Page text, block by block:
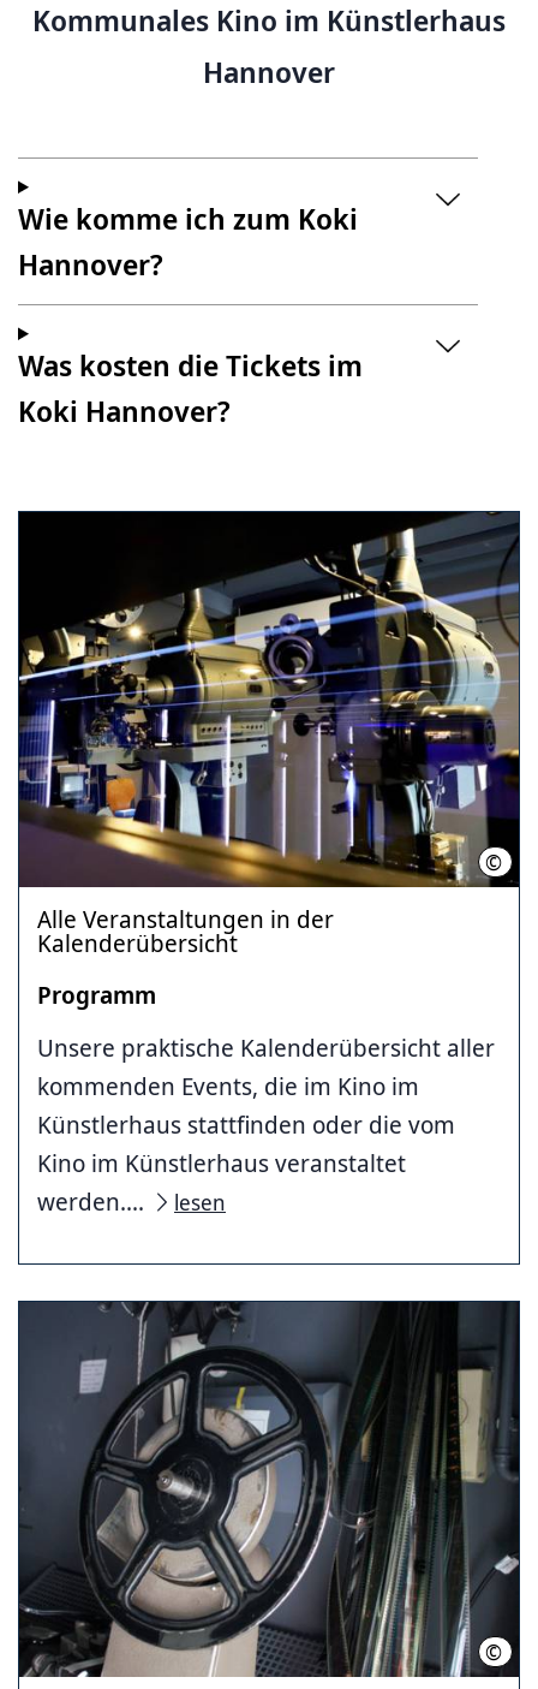
Kommunales Kino im Künstlerhaus
Hannover
Wie komme ich zum Koki
Hannover?
Was kosten die Tickets im
Koki Hannover?
©
Alle Veranstaltungen in der
Kalenderübersicht
Programm
Unsere praktische Kalenderübersicht aller
kommenden Events, die im Kino im
Künstlerhaus stattfinden oder die vom
Kino im Künstlerhaus veranstaltet
werden....
lesen
© LHH